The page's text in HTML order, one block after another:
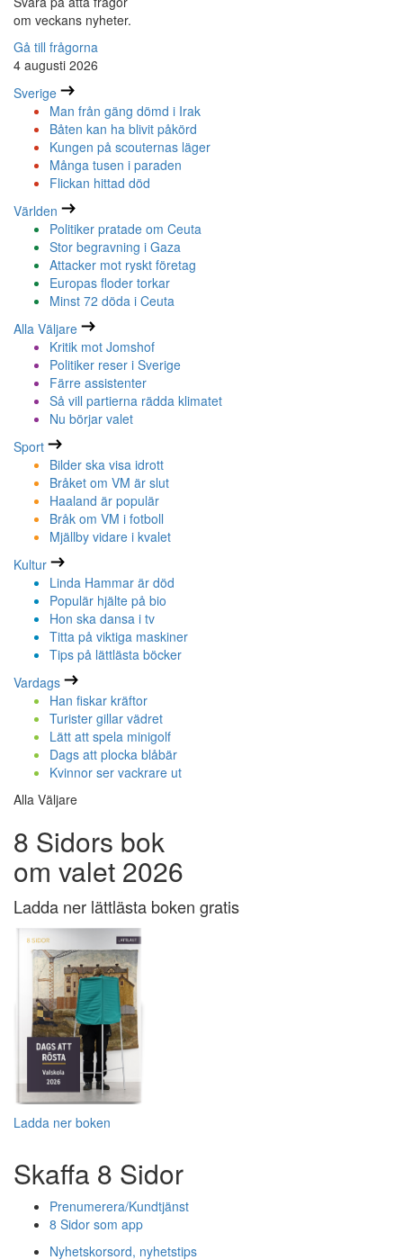
om veckans nyheter.
Gå till frågorna
4 augusti 2026
Sverige
Man från gäng dömd i Irak
Båten kan ha blivit påkörd
Kungen på scouternas läger
Många tusen i paraden
Flickan hittad död
Världen
Politiker pratade om Ceuta
Stor begravning i Gaza
Attacker mot ryskt företag
Europas floder torkar
Minst 72 döda i Ceuta
Alla Väljare
Kritik mot Jomshof
Politiker reser i Sverige
Färre assistenter
Så vill partierna rädda klimatet
Nu börjar valet
Sport
Bilder ska visa idrott
Bråket om VM är slut
Haaland är populär
Bråk om VM i fotboll
Mjällby vidare i kvalet
Kultur
Linda Hammar är död
Populär hjälte på bio
Hon ska dansa i tv
Titta på viktiga maskiner
Tips på lättlästa böcker
Vardags
Han fiskar kräftor
Turister gillar vädret
Lätt att spela minigolf
Dags att plocka blåbär
Kvinnor ser vackrare ut
Alla Väljare
8 Sidors bok
om valet 2026
Ladda ner lättlästa boken gratis
Ladda ner boken
Skaffa 8 Sidor
Prenumerera/Kundtjänst
8 Sidor som app
Nyhetskorsord, nyhetstips